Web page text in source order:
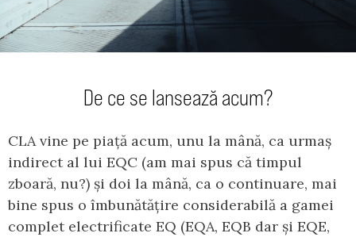
De ce se lansează acum?
CLA vine pe piață acum, unu la mână, ca urmaș
indirect al lui EQC (am mai spus că timpul
zboară, nu?) și doi la mână, ca o continuare, mai
bine spus o îmbunătățire considerabilă a gamei
complet electrificate EQ (EQA, EQB dar și EQE,